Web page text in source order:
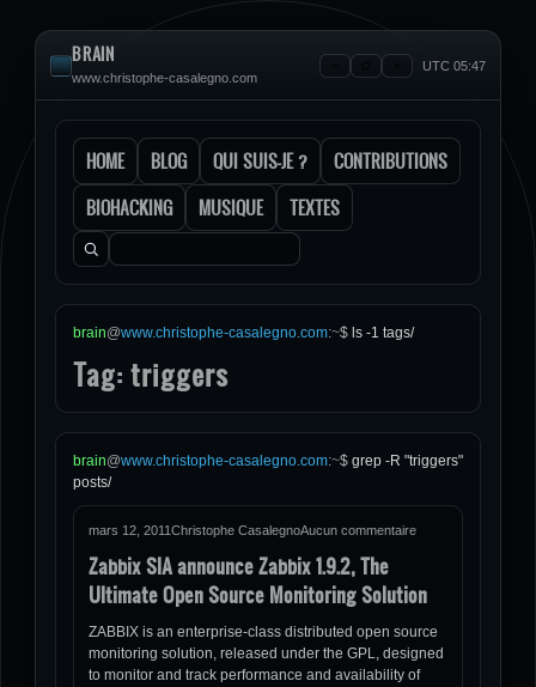
BRAIN
www.christophe-casalegno.com
UTC 05:47
HOME BLOG QUI SUIS-JE ?
CONTRIBUTIONS
BIOHACKING
MUSIQUE TEXTES
Rechercher :
brain@www.christophe-casalegno.com:~$ ls -1 tags/
Tag: triggers
brain@www.christophe-casalegno.com:~$ grep -R "triggers"
posts/
mars 12, 2011Christophe CasalegnoAucun commentaire
Zabbix SIA announce Zabbix 1.9.2, The
Ultimate Open Source Monitoring Solution
ZABBIX is an enterprise-class distributed open source
monitoring solution, released under the GPL, designed
to monitor and track performance and availability of